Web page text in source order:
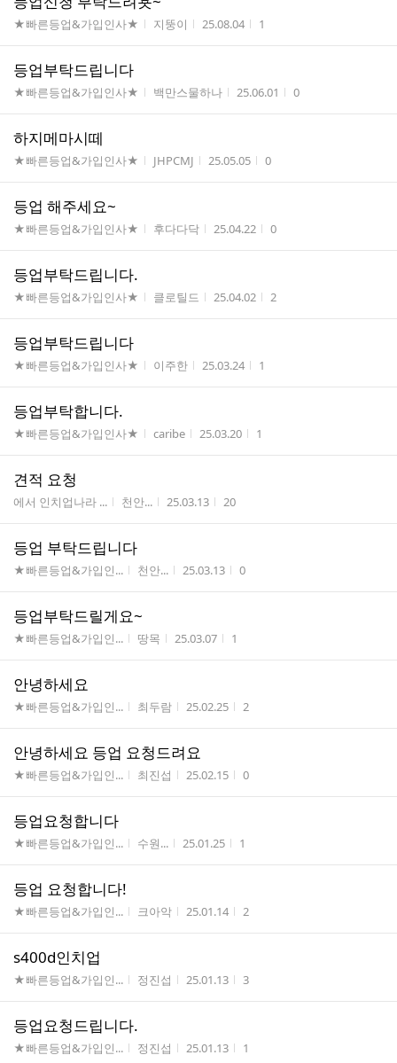
게시판명
★빠른등업&가입인사★ 작성자
지뚱이 작성시간
25.08.04 조회수
1
등업부탁드립니다
게시판명
★빠른등업&가입인사★ 작성자
백만스물하나 작성시간
25.06.01 조회수
0
하지메마시떼
게시판명
★빠른등업&가입인사★ 작성자
JHPCMJ 작성시간
25.05.05 조회수
0
등업 해주세요~
게시판명
★빠른등업&가입인사★ 작성자
후다다닥 작성시간
25.04.22 조회수
0
등업부탁드립니다.
게시판명
★빠른등업&가입인사★ 작성자
클로틸드 작성시간
25.04.02 조회수
2
등업부탁드립니다
게시판명
★빠른등업&가입인사★ 작성자
이주한 작성시간
25.03.24 조회수
1
등업부탁합니다.
게시판명
★빠른등업&가입인사★ 작성자
caribe 작성시간
25.03.20 조회수
1
견적 요청
게시판명
에서 인치업나라 ... 작성자
천안... 작성시간
25.03.13 조회수
20
등업 부탁드립니다
게시판명
★빠른등업&가입인... 작성자
천안... 작성시간
25.03.13 조회수
0
등업부탁드릴게요~
게시판명
★빠른등업&가입인... 작성자
땅목 작성시간
25.03.07 조회수
1
안녕하세요
게시판명
★빠른등업&가입인... 작성자
최두람 작성시간
25.02.25 조회수
2
안녕하세요 등업 요청드려요
게시판명
★빠른등업&가입인... 작성자
최진섭 작성시간
25.02.15 조회수
0
등업요청합니다
게시판명
★빠른등업&가입인... 작성자
수원... 작성시간
25.01.25 조회수
1
등업 요청합니다!
게시판명
★빠른등업&가입인... 작성자
크아악 작성시간
25.01.14 조회수
2
s400d인치업
게시판명
★빠른등업&가입인... 작성자
정진섭 작성시간
25.01.13 조회수
3
등업요청드립니다.
게시판명
★빠른등업&가입인... 작성자
정진섭 작성시간
25.01.13 조회수
1